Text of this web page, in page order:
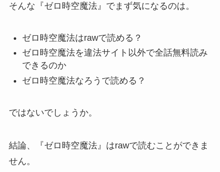
そんな『ゼロ時空魔法』でまず気になるのは。
ゼロ時空魔法はrawで読める？
ゼロ時空魔法を違法サイト以外で全話無料読み
できるのか
ゼロ時空魔法なろうで読める？
ではないでしょうか。
結論、『ゼロ時空魔法』はrawで読むことができま
せん。